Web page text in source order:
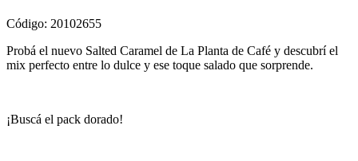
Código: 20102655
Probá el nuevo Salted Caramel de La Planta de Café y descubrí el
mix perfecto entre lo dulce y ese toque salado que sorprende.
¡Buscá el pack dorado!